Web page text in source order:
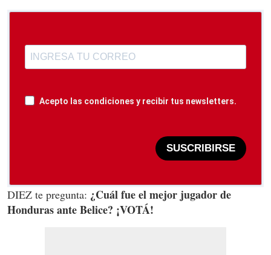
Acepto las condiciones y recibir tus newsletters.
SUSCRIBIRSE
DIEZ te pregunta: ¿Cuál fue el mejor jugador de
Honduras ante Belice? ¡VOTÁ!